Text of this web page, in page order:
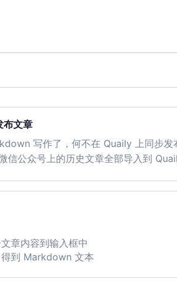
布文章
写作了，何不在 Quaily 上同步发
信公众号上的历史文章全部导入到
章内容到输入框中
得到 Markdown 文本